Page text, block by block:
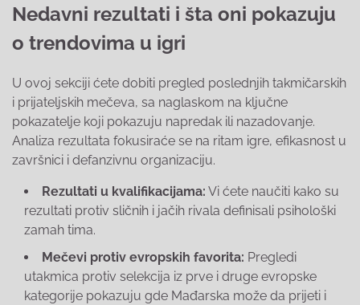
Nedavni rezultati i šta oni pokazuju
o trendovima u igri
U ovoj sekciji ćete dobiti pregled poslednjih takmičarskih
i prijateljskih mečeva, sa naglaskom na ključne
pokazatelje koji pokazuju napredak ili nazadovanje.
Analiza rezultata fokusiraće se na ritam igre, efikasnost u
završnici i defanzivnu organizaciju.
Rezultati u kvalifikacijama: Vi ćete naučiti kako su
rezultati protiv sličnih i jačih rivala definisali psihološki
zamah tima.
Mečevi protiv evropskih favorita: Pregledi
utakmica protiv selekcija iz prve i druge evropske
kategorije pokazuju gde Mađarska može da prijeti i